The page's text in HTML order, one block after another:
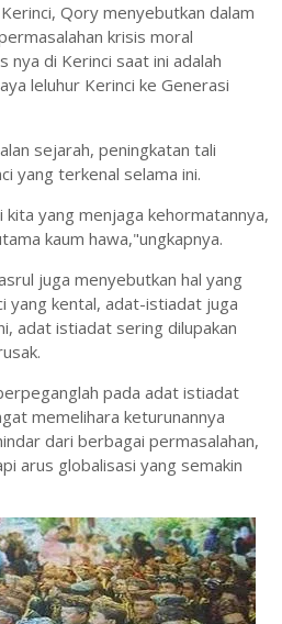
Qory menyebutkan dalam
krisis moral
nya di Kerinci saat ini adalah
leluhur Kerinci ke Generasi
sejarah, peningkatan tali
yang terkenal selama ini.
kita yang menjaga kehormatannya,
kaum hawa,"ungkapnya.
juga menyebutkan hal yang
yang kental, adat-istiadat juga
adat istiadat sering dilupakan
pada adat istiadat
memelihara keturunannya
dari berbagai permasalahan,
arus globalisasi yang semakin